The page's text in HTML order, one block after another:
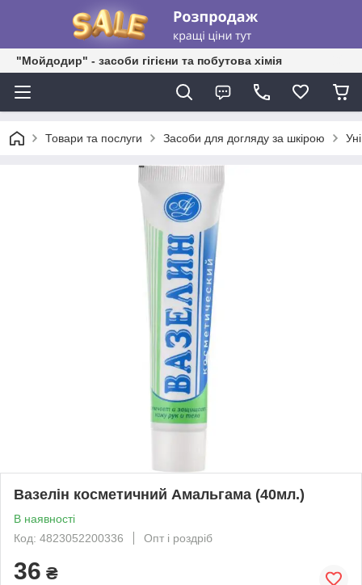
"Мойдодир" - засоби гігієни та побутова хімія
Товари та послуги Засоби для догляду за шкірою
Вазелін косметичний Амальгама (40мл.)
В наявності
Код: 4823052200336
Опт і роздріб
36 ₴